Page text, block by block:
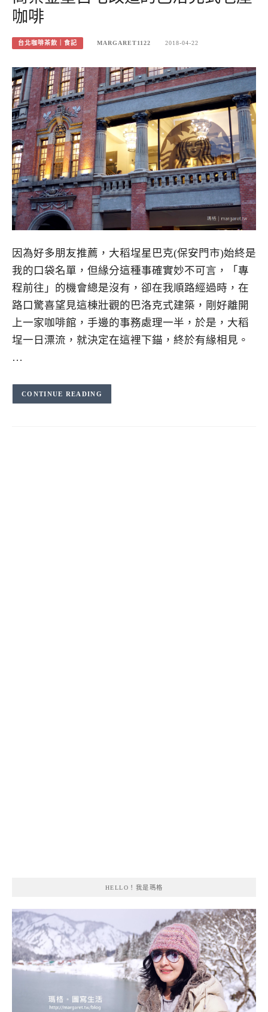
咖啡
台北咖啡茶飲｜食記 MARGARET1122 2018-04-22
因為好多朋友推薦，大稻埕星巴克(保安門市)始終是
我的口袋名單，但緣分這種事確實妙不可言，「專
程前往」的機會總是沒有，卻在我順路經過時，在
路口驚喜望見這棟壯觀的巴洛克式建築，剛好離開
上一家咖啡館，手邊的事務處理一半，於是，大稻
埕一日漂流，就決定在這裡下錨，終於有緣相見。
…
CONTINUE READING
HELLO！我是瑪格